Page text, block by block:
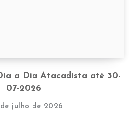
a Dia Atacadista até 30-
07-2026
julho de 2026